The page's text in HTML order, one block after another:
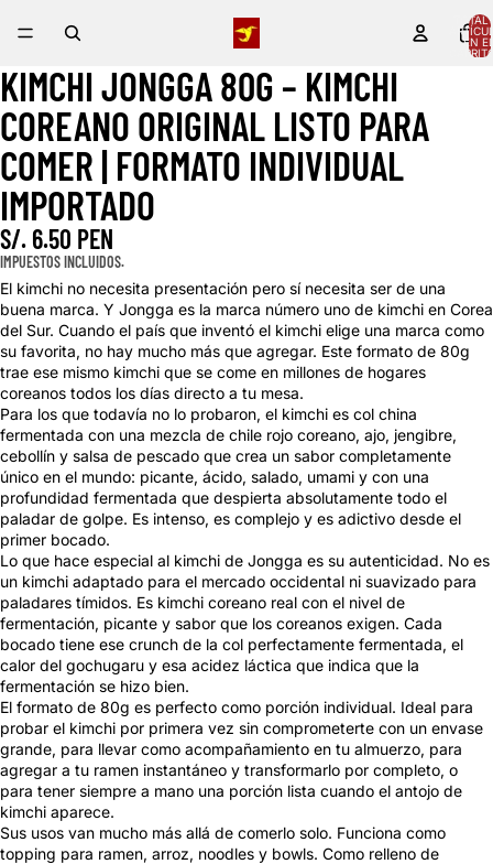
TOTAL
EN
ABRIR
IMAGEN
A
PANTALLA
COMPLETA
KIMCHI JONGGA 80G – KIMCHI
COREANO ORIGINAL LISTO PARA
COMER | FORMATO INDIVIDUAL
IMPORTADO
S/. 6.50 PEN
IMPUESTOS INCLUIDOS.
El kimchi no necesita presentación pero sí necesita ser de una
buena marca. Y Jongga es la marca número uno de kimchi en Corea
del Sur. Cuando el país que inventó el kimchi elige una marca como
su favorita, no hay mucho más que agregar. Este formato de 80g
trae ese mismo kimchi que se come en millones de hogares
coreanos todos los días directo a tu mesa.
Para los que todavía no lo probaron, el kimchi es col china
fermentada con una mezcla de chile rojo coreano, ajo, jengibre,
cebollín y salsa de pescado que crea un sabor completamente
único en el mundo: picante, ácido, salado, umami y con una
profundidad fermentada que despierta absolutamente todo el
paladar de golpe. Es intenso, es complejo y es adictivo desde el
primer bocado.
Lo que hace especial al kimchi de Jongga es su autenticidad. No es
un kimchi adaptado para el mercado occidental ni suavizado para
paladares tímidos. Es kimchi coreano real con el nivel de
fermentación, picante y sabor que los coreanos exigen. Cada
bocado tiene ese crunch de la col perfectamente fermentada, el
calor del gochugaru y esa acidez láctica que indica que la
fermentación se hizo bien.
El formato de 80g es perfecto como porción individual. Ideal para
probar el kimchi por primera vez sin comprometerte con un envase
grande, para llevar como acompañamiento en tu almuerzo, para
agregar a tu ramen instantáneo y transformarlo por completo, o
para tener siempre a mano una porción lista cuando el antojo de
kimchi aparece.
Sus usos van mucho más allá de comerlo solo. Funciona como
topping para ramen, arroz, noodles y bowls. Como relleno de